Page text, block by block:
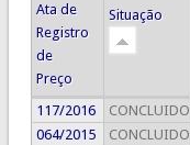
Ata de
Registro
de
Preço
Situação
117/2016 CONCLUIDO
064/2015
CONCLUIDO